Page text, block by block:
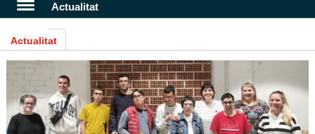
Actualitat
Actualitat